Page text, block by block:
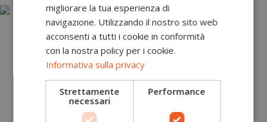
migliorare la tua esperienza di
navigazione. Utilizzando il nostro sito web
acconsenti a tutti i cookie in conformità
con la nostra policy per i cookie.
Informativa sulla privacy
Strettamente
necessari
Performance